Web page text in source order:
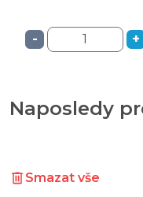
- +
Naposledy
Smazat vše